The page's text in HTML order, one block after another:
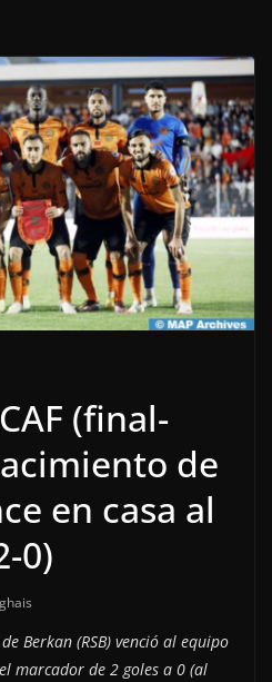
(final-
de
en casa al
0)
Berkan (RSB) venció al equipo
marcador de 2 goles a 0 (al